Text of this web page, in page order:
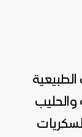
الطبيعية